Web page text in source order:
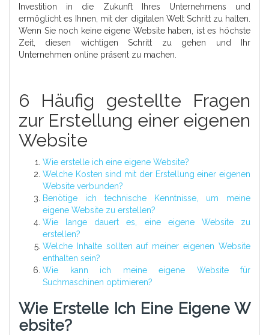
Investition in die Zukunft Ihres Unternehmens und
ermöglicht es Ihnen, mit der digitalen Welt Schritt zu halten.
Wenn Sie noch keine eigene Website haben, ist es höchste
Zeit, diesen wichtigen Schritt zu gehen und Ihr
Unternehmen online präsent zu machen.
6 Häufig gestellte Fragen
zur Erstellung einer eigenen
Website
Wie erstelle ich eine eigene Website?
Welche Kosten sind mit der Erstellung einer eigenen
Website verbunden?
Benötige ich technische Kenntnisse, um meine
eigene Website zu erstellen?
Wie lange dauert es, eine eigene Website zu
erstellen?
Welche Inhalte sollten auf meiner eigenen Website
enthalten sein?
Wie kann ich meine eigene Website für
Suchmaschinen optimieren?
Wie Erstelle Ich Eine Eigene W
Ebsite?